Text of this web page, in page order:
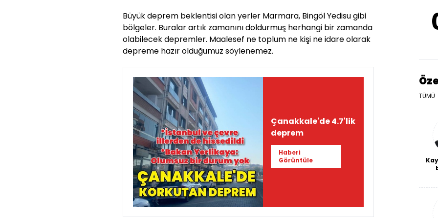
Büyük deprem beklentisi olan yerler Marmara, Bingöl Yedisu gibi
bölgeler. Buralar artık zamanını doldurmuş herhangi bir zamanda
olabilecek depremler. Maalesef ne toplum ne kişi ne idare olarak
depreme hazır olduğumuz söylenemez.
Çanakkale'de 4.7'lik
deprem
Haberi
Görüntüle
TÜMÜ